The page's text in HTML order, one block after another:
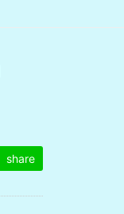
share